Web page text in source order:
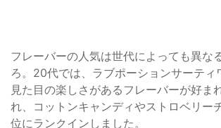
フレーバーの人気は世代によっても異な
ろ。20代では、ラブポーションサーティ
見た目の楽しさがあるフレーバーが好ま
れ、コットンキャンディやストロベリー
位にランクインしました。